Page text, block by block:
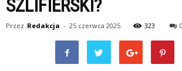
SZLIFIERSKI?
Przez Redakcja - 25 czerwca 2025 323 0